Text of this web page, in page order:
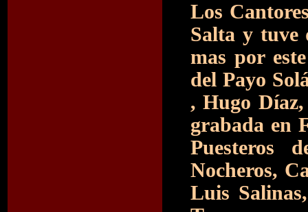
Los
Salta y tuve
mas por
del Payo
, Hugo
grabada en
Puesteros
Nocheros,
Luis